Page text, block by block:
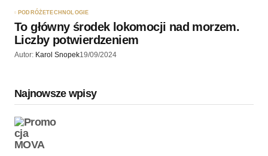
PODRÓŻETECHNOLOGIE
To główny środek lokomocji nad morzem.
Liczby potwierdzeniem
Autor: Karol Snopek19/09/2024
Najnowsze wpisy